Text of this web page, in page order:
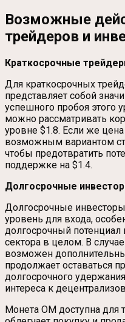
Возможные
трейдеров и
Краткосрочные
Для краткосрочных
представляет собой
успешного пробоя этого
можно рассматривать
уровне $1.8. Если же цена
возможным вариантом
чтобы предотвратить
поддержке на $1.4.
Долгосрочные
Долгосрочные
уровень для входа,
долгосрочный потенциал
сектора в целом. В
возможен
продолжает оставаться
долгосрочного
интереса к
Монета OM доступна для